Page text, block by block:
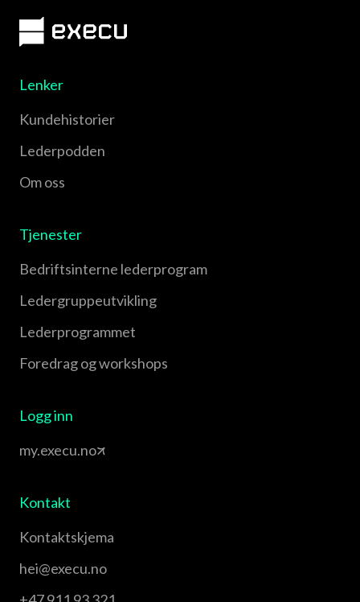
Lenker
Kundehistorier
Lederpodden
Om oss
Tjenester
Bedriftsinterne lederprogram
Leder­gruppe­utvikling
Leder­programmet
Foredrag og workshops
Logg inn
my.execu.no
Kontakt
Kontaktskjema
hei@execu.no